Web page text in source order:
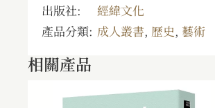
出版社:
經緯文化
產品分類: 成人叢書, 歷史, 藝術
相關產品